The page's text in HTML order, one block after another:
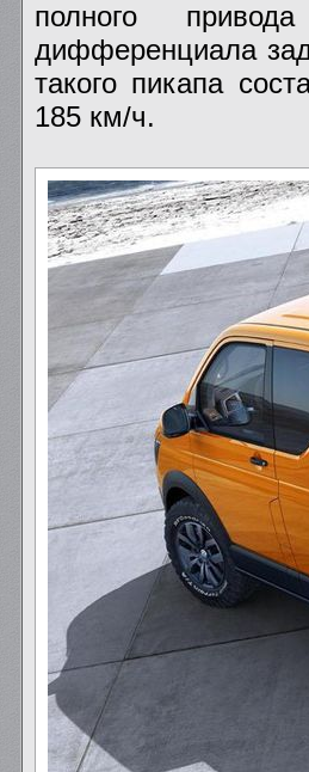
полного
дифференциала
такого пикапа
185 км/ч.